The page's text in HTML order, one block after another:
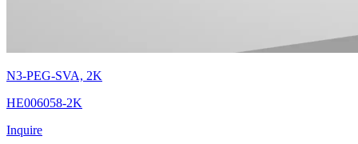
N3-PEG-SVA, 2K
HE006058-2K
Inquire